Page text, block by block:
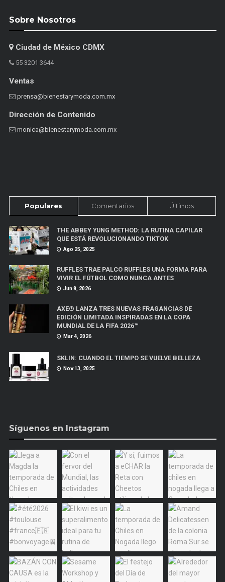
Sobre Nosotros
Ciudad de México CDMX
55 3201 3644
Ventas
prensa@bienestarymoda.com.mx
Dirección de Contenido
monica@bienestarymoda.com.mx
Populares Comentarios Últimos
THE ABBEY YUNG METHOD: LA RUTINA CAPILAR
QUE ESTÁ REVOLUCIONANDO TIKTOK
Ago 25, 2025
RUFFLES TRAE PALCO RUFFLES UNA FORMA PARA
VIVIR EL FÚTBOL COMO NUNCA ANTES
Jun 8, 2026
AXE® LANZA TRES NUEVAS FRAGANCIAS DE
EDICIÓN LIMITADA INSPIRADAS EN LA COPA
MUNDIAL DE LA FIFA 2026™
Mar 4, 2026
SKLIN: CUANDO EL TIEMPO SE VUELVE BELLEZA
Nov 13, 2025
Síguenos en Instagram